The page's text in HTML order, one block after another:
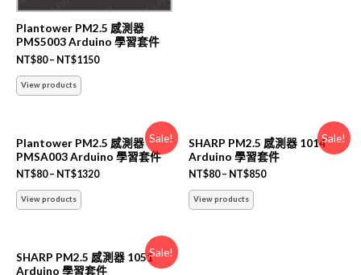
Plantower PM2.5 感測器
PMS5003 Arduino 學習套件
NT$80– NT$1150
View products
Sale!
Plantower PM2.5 感測器
PMSA003 Arduino 學習套件
NT$80– NT$1320
View products
Sale!
SHARP PM2.5 感測器 1014
Arduino 學習套件
NT$80– NT$850
View products
Sale!
SHARP PM2.5 感測器 1051
Arduino 學習套件